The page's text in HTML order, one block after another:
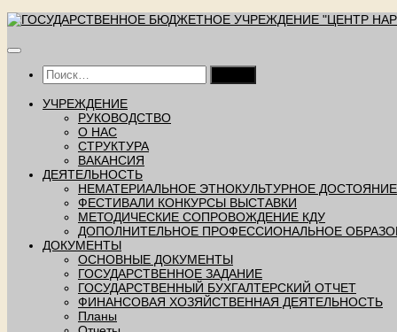
Перейти
содержимому
Найти:
УЧРЕЖДЕНИЕ
РУКОВОДСТВО
О НАС
СТРУКТУРА
ВАКАНСИЯ
ДЕЯТЕЛЬНОСТЬ
НЕМАТЕРИАЛЬНОЕ ЭТНОКУЛЬТУРНОЕ ДОСТОЯНИЕ
ФЕСТИВАЛИ КОНКУРСЫ ВЫСТАВКИ
МЕТОДИЧЕСКИЕ СОПРОВОЖДЕНИЕ КДУ
ДОПОЛНИТЕЛЬНОЕ ПРОФЕССИОНАЛЬНОЕ
ДОКУМЕНТЫ
ОСНОВНЫЕ ДОКУМЕНТЫ
ГОСУДАРСТВЕННОЕ ЗАДАНИЕ
ГОСУДАРСТВЕННЫЙ БУХГАЛТЕРСКИЙ ОТЧЕТ
ФИНАНСОВАЯ ХОЗЯЙСТВЕННАЯ ДЕЯТЕЛЬНОСТЬ
Планы